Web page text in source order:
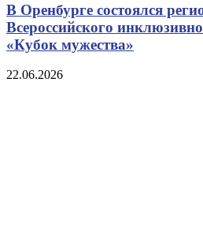
В Оренбурге состоялся
Всероссийского
«Кубок мужества»
22.06.2026